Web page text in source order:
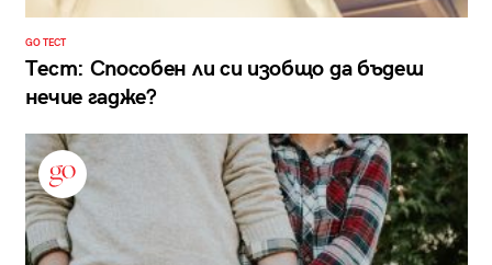
GO ТЕСТ
Тест: Способен ли си изобщо да бъдеш
нечие гадже?